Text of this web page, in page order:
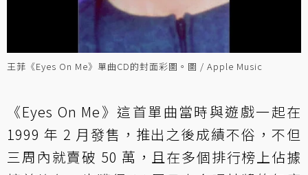
王菲《Eyes On Me》單曲CD的封面彩圖。圖 / Apple Music
《Eyes On Me》這首單曲當時與遊戲一起在
1999 年 2 月發售，推出之後成績不俗，不但
三周內就賣破 50 萬，且在多個排行榜上佔據